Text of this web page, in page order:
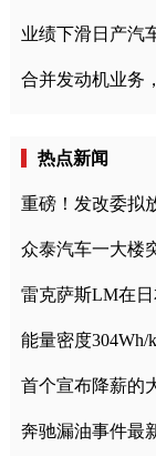
业绩下滑日产汽
合并发动机业务
热点新闻
重磅！发改委拟
众泰汽车一大楼
雷克萨斯LM在日
能量密度